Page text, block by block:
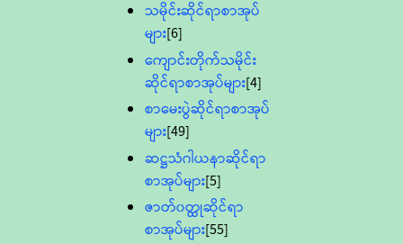
သမိုင်းဆိုင်ရာစာအုပ်
များ[6]
ကျောင်းတိုက်သမိုင်း
ဆိုင်ရာစာအုပ်များ[4]
စာမေးပွဲဆိုင်ရာစာအုပ်
များ[49]
ဆဋ္ဌသံဂါယနာဆိုင်ရာ
စာအုပ်များ[5]
ဇာတ်၀တ္ထုဆိုင်ရာ
စာအုပ်များ[55]